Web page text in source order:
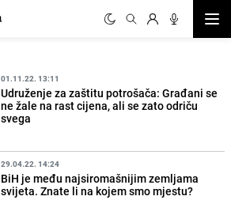
01.11.22. 13:11
Udruženje za zaštitu potrošača: Građani se
ne žale na rast cijena, ali se zato odriču
svega
29.04.22. 14:24
BiH je među najsiromašnijim zemljama
svijeta. Znate li na kojem smo mjestu?